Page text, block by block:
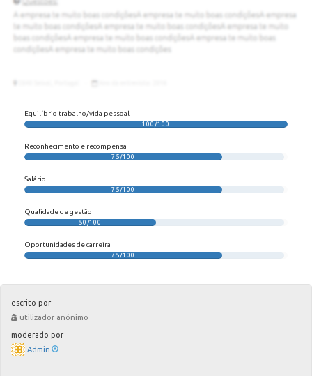
Equilíbrio trabalho/vida pessoal
100/100
Reconhecimento e recompensa
75/100
Salário
75/100
Qualidade de gestão
50/100
Oportunidades de carreira
75/100
escrito por
utilizador anónimo
moderado por
Admin